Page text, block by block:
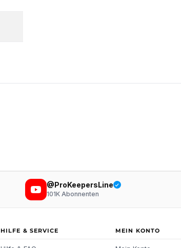
@ProKeepersLine
101KAbonnenten
HILFE & SERVICE MEIN KONTO